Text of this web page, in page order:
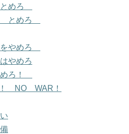
めろ
とめろ
やめろ
やめろ
ろ！
NO WAR！